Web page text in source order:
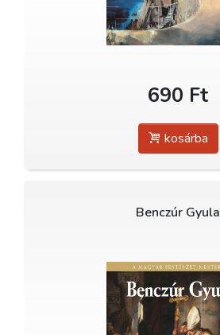
690 Ft
kosárba
Benczúr Gyula